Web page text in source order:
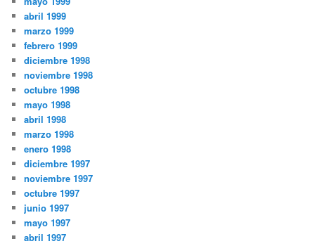
abril 1999
marzo 1999
febrero 1999
diciembre 1998
noviembre 1998
octubre 1998
mayo 1998
abril 1998
marzo 1998
enero 1998
diciembre 1997
noviembre 1997
octubre 1997
junio 1997
mayo 1997
abril 1997